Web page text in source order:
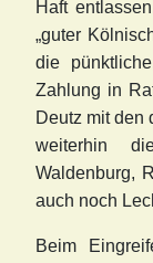
Haft
„guter
die
Zahlung in
Deutz mit den
weiterhin
Waldenburg,
auch noch
Beim